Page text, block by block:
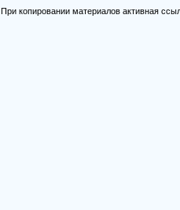
При копировании материалов активная